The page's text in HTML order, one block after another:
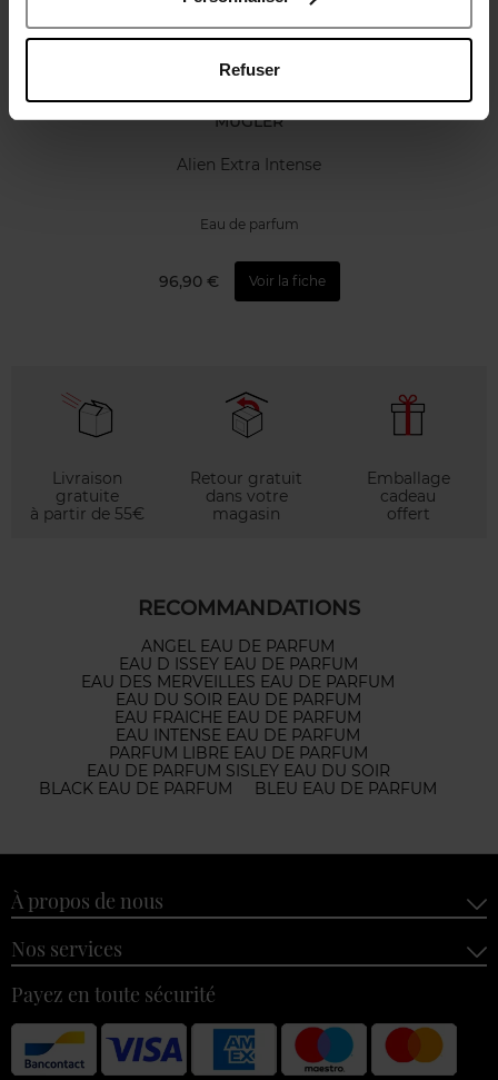
Refuser
MUGLER
Alien Extra Intense
Eau de parfum
96,90 € Voir la fiche
Livraison
gratuite
à partir de 55€
Retour gratuit
dans votre
magasin
Emballage
cadeau
offert
RECOMMANDATIONS
ANGEL EAU DE PARFUM
EAU D ISSEY EAU DE PARFUM
EAU DES MERVEILLES EAU DE PARFUM
EAU DU SOIR EAU DE PARFUM
EAU FRAICHE EAU DE PARFUM
EAU INTENSE EAU DE PARFUM
PARFUM LIBRE EAU DE PARFUM
EAU DE PARFUM SISLEY EAU DU SOIR
BLACK EAU DE PARFUM
BLEU EAU DE PARFUM
À propos de nous
Nos services
Payez en toute sécurité